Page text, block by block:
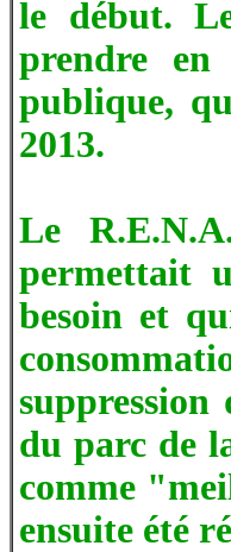
le début.
prendre en
publique,
2013.
Le
permettait
besoin et
du parc de
comme
ensuite été